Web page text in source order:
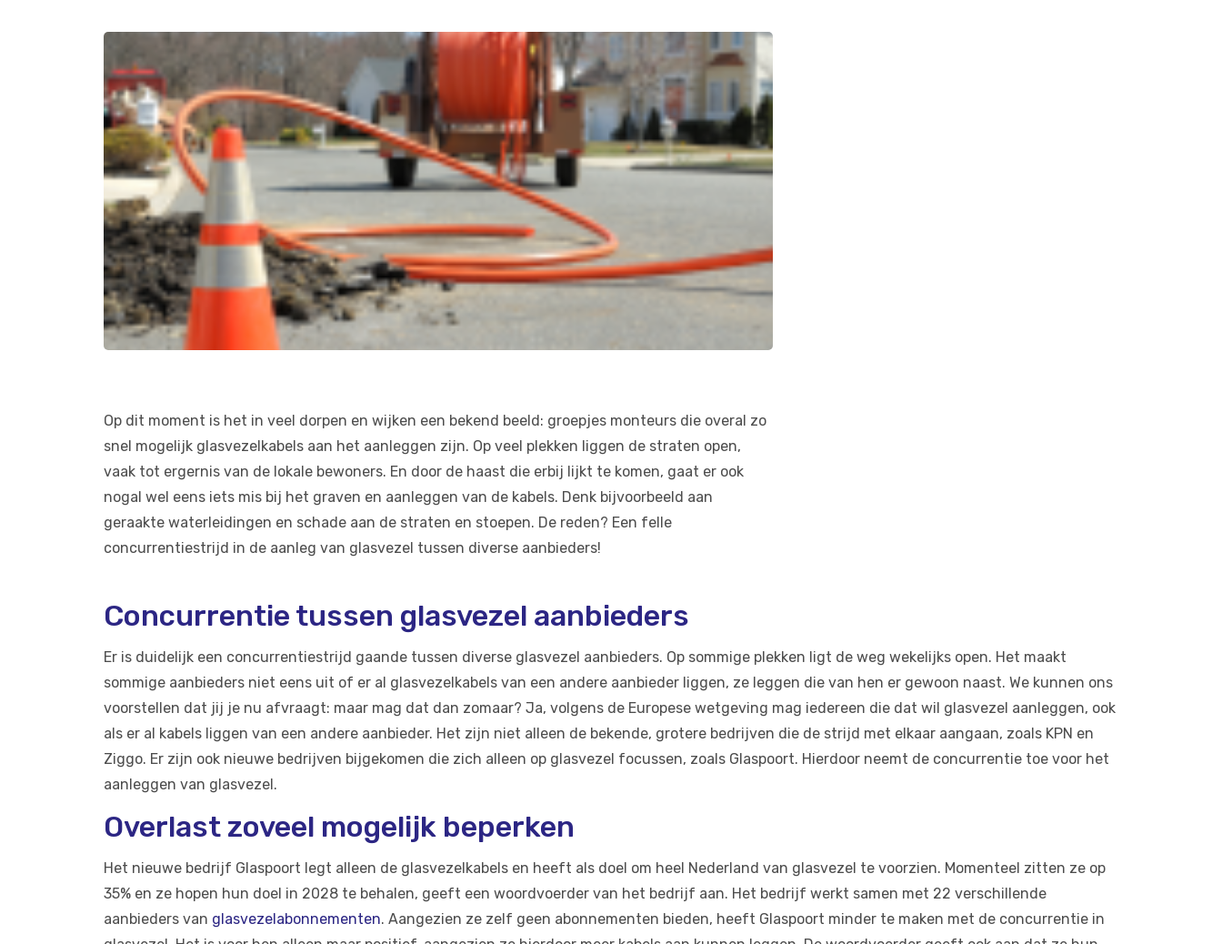
Op dit moment is het in veel dorpen en wijken een bekend beeld: groepjes monteurs die overal zo
snel mogelijk glasvezelkabels aan het aanleggen zijn. Op veel plekken liggen de straten open,
vaak tot ergernis van de lokale bewoners. En door de haast die erbij lijkt te komen, gaat er ook
nogal wel eens iets mis bij het graven en aanleggen van de kabels. Denk bijvoorbeeld aan
geraakte waterleidingen en schade aan de straten en stoepen. De reden? Een felle
concurrentiestrijd in de aanleg van glasvezel tussen diverse aanbieders!
Concurrentie tussen glasvezel aanbieders
Er is duidelijk een concurrentiestrijd gaande tussen diverse glasvezel aanbieders. Op sommige plekken ligt de weg wekelijks open. Het maakt
sommige aanbieders niet eens uit of er al glasvezelkabels van een andere aanbieder liggen, ze leggen die van hen er gewoon naast. We kunnen ons
voorstellen dat jij je nu afvraagt: maar mag dat dan zomaar? Ja, volgens de Europese wetgeving mag iedereen die dat wil glasvezel aanleggen, ook
als er al kabels liggen van een andere aanbieder. Het zijn niet alleen de bekende, grotere bedrijven die de strijd met elkaar aangaan, zoals KPN en
Ziggo. Er zijn ook nieuwe bedrijven bijgekomen die zich alleen op glasvezel focussen, zoals Glaspoort. Hierdoor neemt de concurrentie toe voor het
aanleggen van glasvezel.
Overlast zoveel mogelijk beperken
Het nieuwe bedrijf Glaspoort legt alleen de glasvezelkabels en heeft als doel om heel Nederland van glasvezel te voorzien. Momenteel zitten ze op
35% en ze hopen hun doel in 2028 te behalen, geeft een woordvoerder van het bedrijf aan. Het bedrijf werkt samen met 22 verschillende
aanbieders van glasvezelabonnementen. Aangezien ze zelf geen abonnementen bieden, heeft Glaspoort minder te maken met de concurrentie in